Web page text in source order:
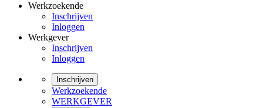
Werkzoekende
Inschrijven
Inloggen
Werkgever
Inschrijven
Inloggen
Inschrijven
Werkzoekende
WERKGEVER